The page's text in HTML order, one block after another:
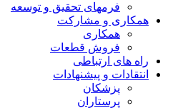
فرمهای تحقیق و توسعه
و مشارکت
همکاری
فروش قطعات
های ارتباطی
و پيشنهادات
پزشكان
پرستاران